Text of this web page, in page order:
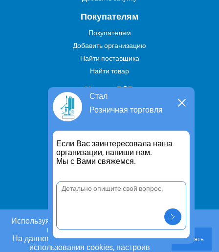
Стал
Розничная торговля
Если Вас заинтересовала наша
организации, напиши нам.
Мы с Вами свяжемся.
Используя этот сайт, Вы даете согласие на
использование cookies.
На данном этапе Вы можете отказаться от
использования cookies, настроив
Принять
Покупателям
Покупателям
Добавить организацию
Найти поставщика
Найти товар
Услуги В2В
Найти услугу
Предложить свою услугу
Дропшиппинг
Транспортные услуги
Информация
Политика конфиденциальности
Контакты